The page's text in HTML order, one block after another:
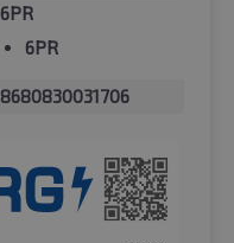
6PR
6PR
8680830031706